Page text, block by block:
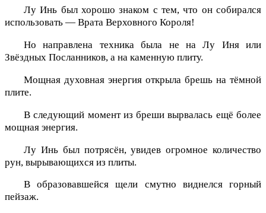
Лу Инь был хорошо знаком с тем, что он собирался
использовать — Врата Верховного Короля!
Но направлена техника была не на Лу Иня или
Звёздных Посланников, а на каменную плиту.
Мощная духовная энергия открыла брешь на тёмной
плите.
В следующий момент из бреши вырвалась ещё более
мощная энергия.
Лу Инь был потрясён, увидев огромное количество
рун, вырывающихся из плиты.
В образовавшейся щели смутно виднелся горный
пейзаж.